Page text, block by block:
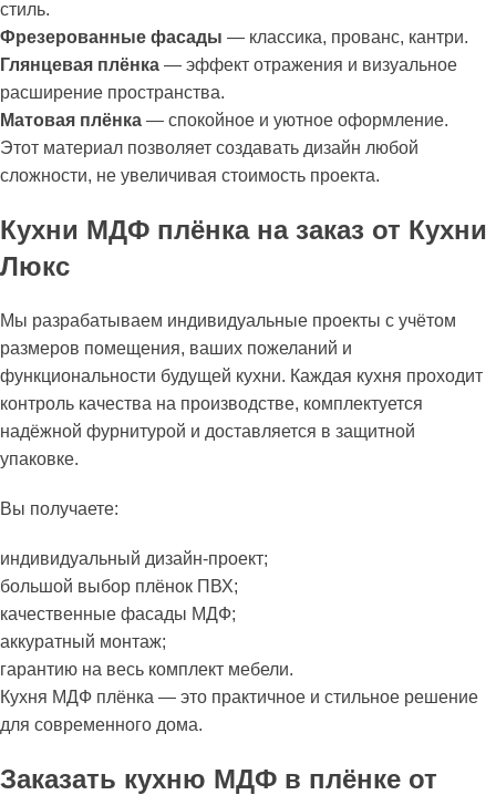
стиль.
Фрезерованные фасады — классика, прованс, кантри.
Глянцевая плёнка — эффект отражения и визуальное
расширение пространства.
Матовая плёнка — спокойное и уютное оформление.
Этот материал позволяет создавать дизайн любой
сложности, не увеличивая стоимость проекта.
Кухни МДФ плёнка на заказ от Кухни
Люкс
Мы разрабатываем индивидуальные проекты с учётом
размеров помещения, ваших пожеланий и
функциональности будущей кухни. Каждая кухня проходит
контроль качества на производстве, комплектуется
надёжной фурнитурой и доставляется в защитной
упаковке.
Вы получаете:
индивидуальный дизайн-проект;
большой выбор плёнок ПВХ;
качественные фасады МДФ;
аккуратный монтаж;
гарантию на весь комплект мебели.
Кухня МДФ плёнка — это практичное и стильное решение
для современного дома.
Заказать кухню МДФ в плёнке от